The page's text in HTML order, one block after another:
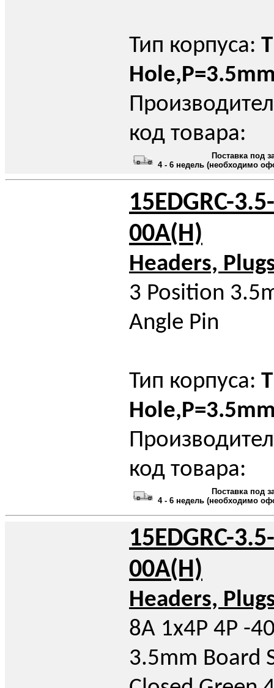
Тип корпуса:
код товара:
Поставка под
4 - 6 недель (необходимо
15EDGRC-
00A(H)
Headers,
3 Position
Angle Pin
Тип корпуса:
код товара:
Поставка под
4 - 6 недель (необходимо
15EDGRC-
00A(H)
Headers,
8A 1x4P 4P -
3.5mm Board